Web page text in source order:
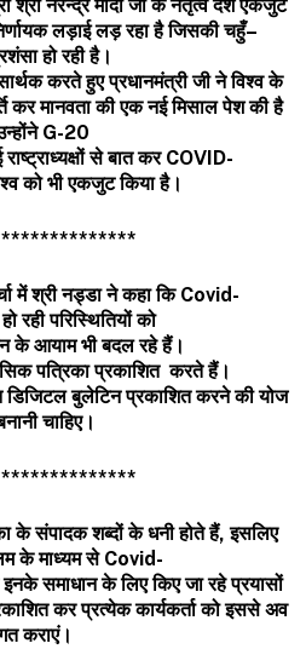
श्री नरेन्द्र मोदी जी के नेतृत्व देश एकजुट
लड़ाई लड़ रहा है जिसकी चहुँ–
हो रही है।
करते हुए प्रधानमंत्री जी ने विश्व के
कर मानवता की एक नई मिसाल पेश की है
G-20
राष्ट्राध्यक्षों से बात करCOVID-
को भी एकजुट किया है।
में श्री नड्डा ने कहा किCovid-
हो रही परिस्थितियों को
के आयाम भी बदल रहे हैं।
पत्रिका प्रकाशित करते हैं।
डिजिटल बुलेटिन प्रकाशित करने की योज
चाहिए।
के संपादक शब्दों के धनी होते हैं,इसलिए
के माध्यम सेCovid-
इनके समाधान के लिए किए जा रहे प्रयासों
कर प्रत्येक कार्यकर्ता को इससे अव
कराएं।